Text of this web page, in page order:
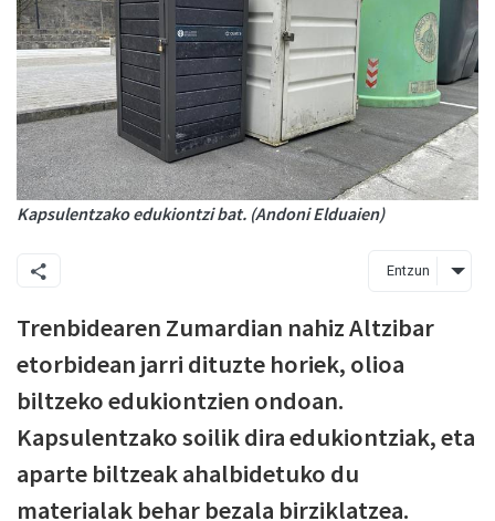
Kapsulentzako edukiontzi bat. (Andoni Elduaien)
Entzun
Trenbidearen Zumardian nahiz Altzibar
etorbidean jarri dituzte horiek, olioa
biltzeko edukiontzien ondoan.
Kapsulentzako soilik dira edukiontziak, eta
aparte biltzeak ahalbidetuko du
materialak behar bezala birziklatzea.